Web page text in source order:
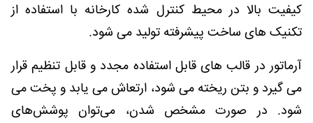
کیفیت بالا در محیط کنترل شده کارخانه با استفاده از
تکنیک های ساخت پیشرفته تولید می شود.
آرماتور در قالب های قابل استفاده مجدد و قابل تنظیم قرار
می گیرد و بتن ریخته می شود، ارتعاش می یابد و پخت می
شود. در صورت مشخص شدن، می‌توان پوشش‌های